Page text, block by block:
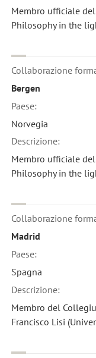
Membro ufficiale
Philosophy in the
Collaborazione
Bergen
Paese:
Norvegia
Descrizione:
Membro ufficiale
Philosophy in the
Collaborazione
Madrid
Paese:
Spagna
Descrizione:
Membro del
Francisco Lisi